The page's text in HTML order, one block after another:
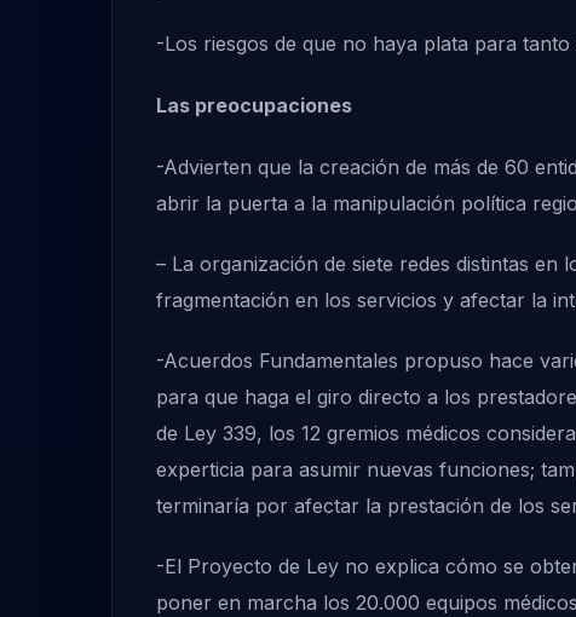
-Los riesgos de que no haya plata para tanto
Las preocupaciones
-Advierten que la creación de más de 60
abrir la puerta a la manipulación política
– La organización de siete redes distintas
fragmentación en los servicios y afectar la
-Acuerdos Fundamentales propuso hace
para que haga el giro directo a los
de Ley 339, los 12 gremios médicos
experticia para asumir nuevas funciones;
terminaría por afectar la prestación de los
-El Proyecto de Ley no explica cómo se
poner en marcha los 20.000 equipos